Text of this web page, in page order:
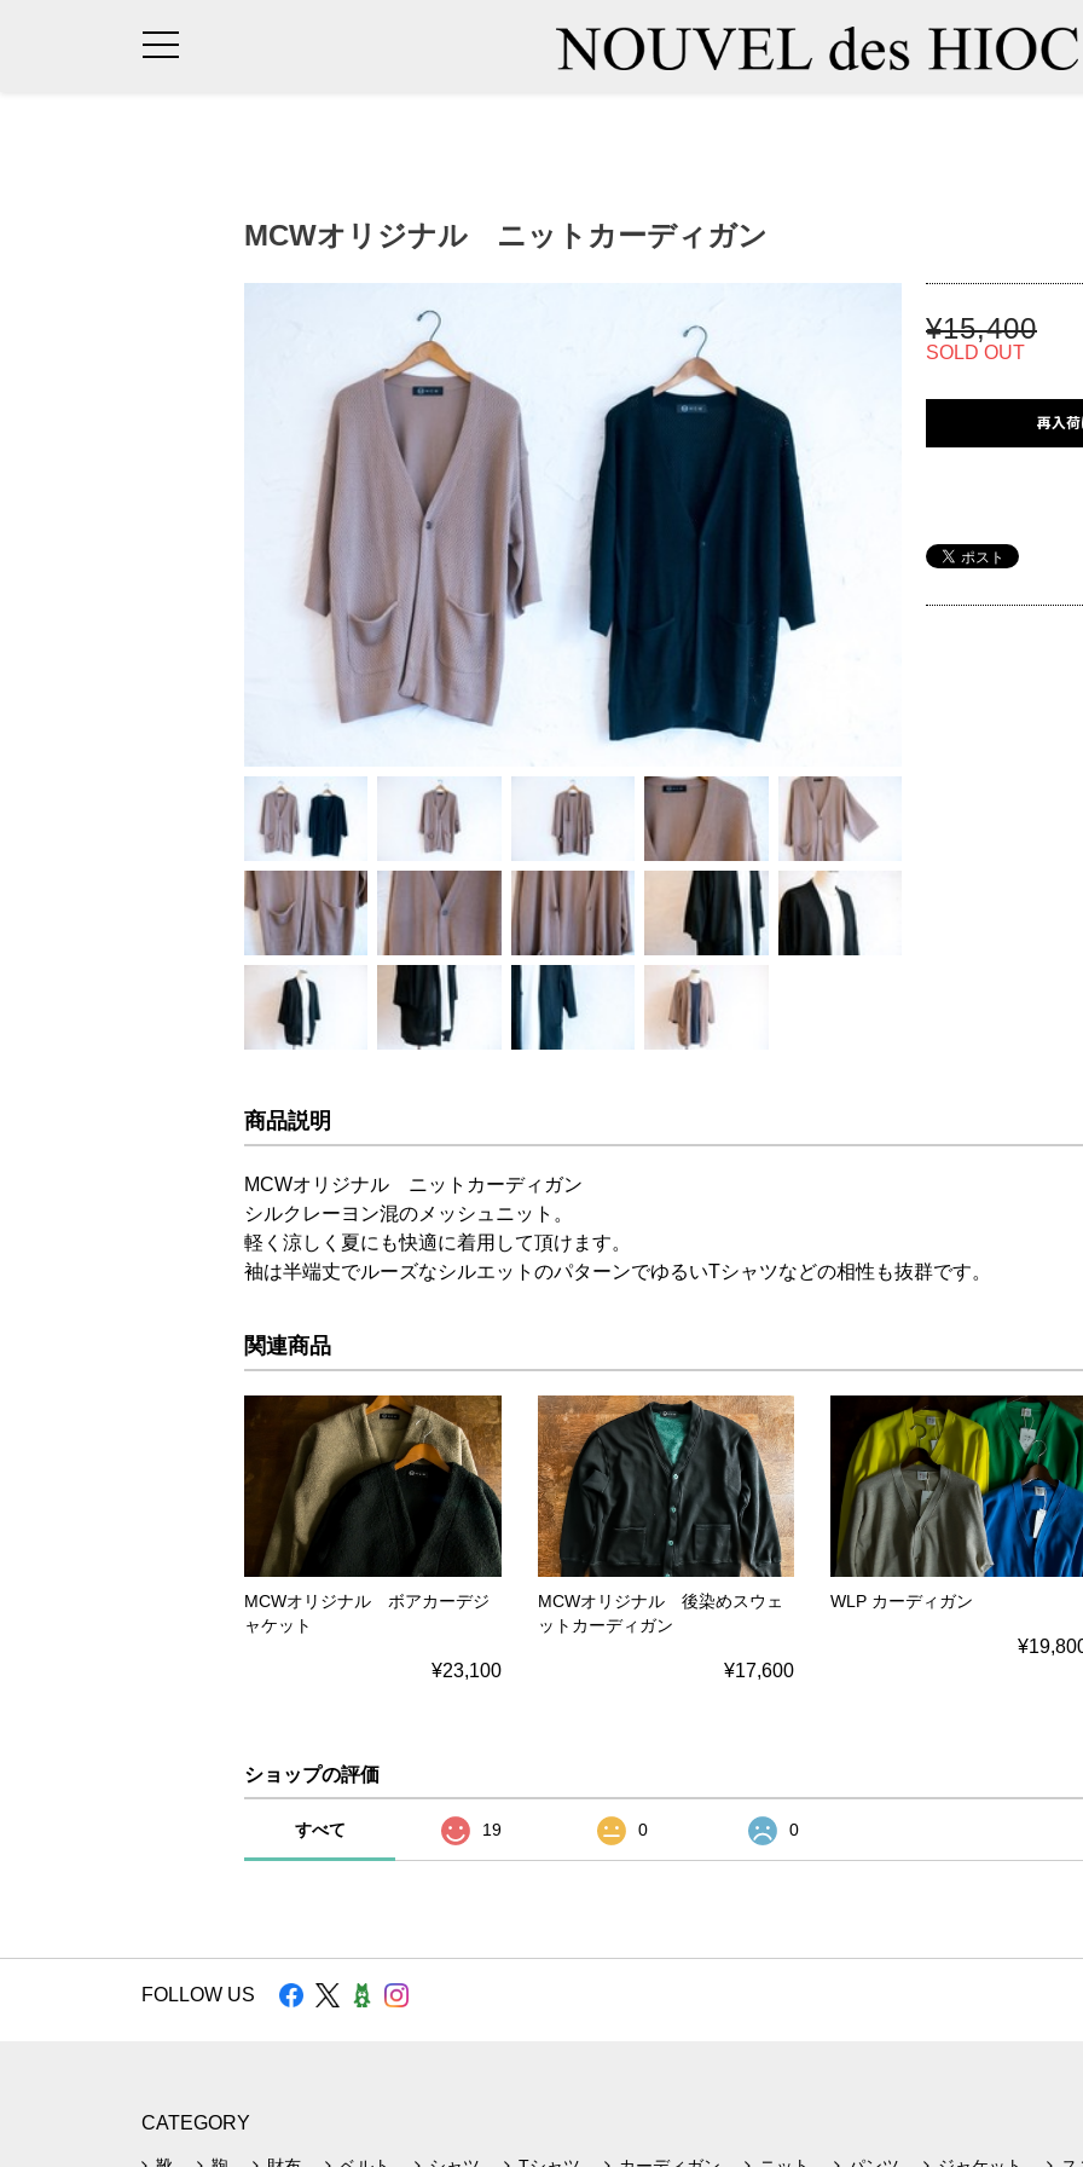
MCWオリジナル ニットカーディガン
¥15,400
SOLD OUT
再入
商品説明
MCWオリジナル ニットカーディガン
シルクレーヨン混のメッシュニット。
軽く涼しく夏にも快適に着用して頂けます。
袖は半端丈でルーズなシルエットのパターンでゆるいTシャツなどの相性も抜群です。
関連商品
MCWオリジナル ボアカーデジ
ャケット
¥23,100
MCWオリジナル 後染めスウェ
ットカーディガン
¥17,600
WLP カーディガン
ショップの評価
すべて 19 0 0
FOLLOW US
CATEGORY